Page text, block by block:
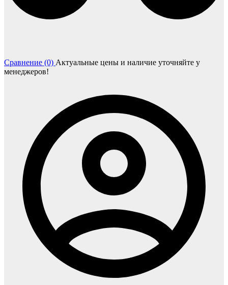
Сравнение (0) Актуальные цены и наличие уточняйте у
менеджеров!